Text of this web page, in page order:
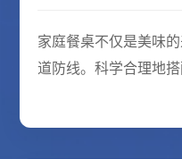
家庭餐桌不仅是美味
道防线。科学合理地